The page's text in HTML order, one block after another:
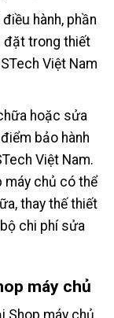
hành, phần
đặt trong thiết
Việt Nam
hoặc sửa
bảo hành
Việt Nam.
máy chủ có thể
thay thế thiết
chi phí sửa
máy chủ